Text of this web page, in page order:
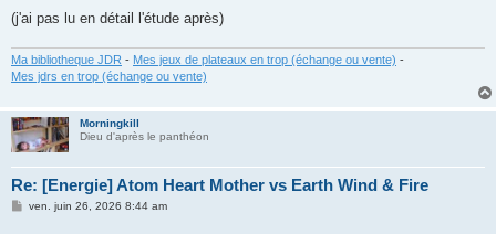
(j'ai pas lu en détail l'étude après)
Ma bibliotheque JDR - Mes jeux de plateaux en trop (échange ou vente) -
Mes jdrs en trop (échange ou vente)
Morningkill
Dieu d'après le panthéon
Re: [Energie] Atom Heart Mother vs Earth Wind & Fire
Mven. juin 26, 2026 8:44 am